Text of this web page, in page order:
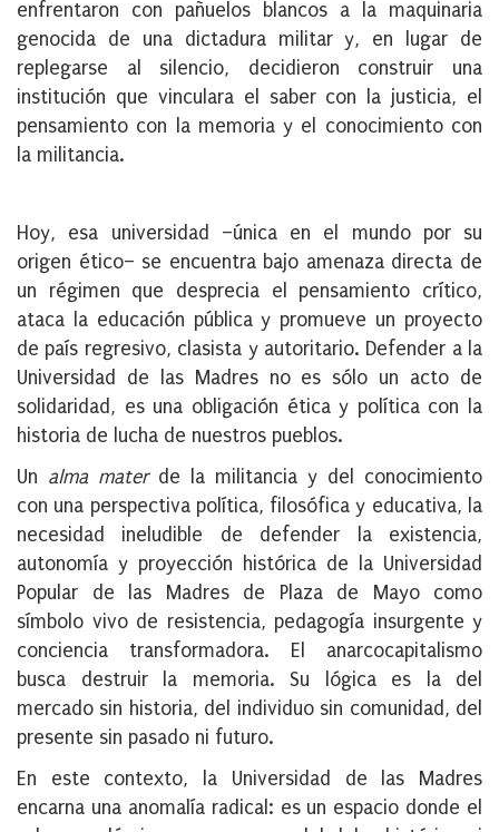
enfrentaron con pañuelos blancos a la maquinaria
genocida de una dictadura militar y, en lugar de
replegarse al silencio, decidieron construir una
institución que vinculara el saber con la justicia, el
pensamiento con la memoria y el conocimiento con
la militancia.
Hoy, esa universidad –única en el mundo por su
origen ético– se encuentra bajo amenaza directa de
un régimen que desprecia el pensamiento crítico,
ataca la educación pública y promueve un proyecto
de país regresivo, clasista y autoritario. Defender a la
Universidad de las Madres no es sólo un acto de
solidaridad, es una obligación ética y política con la
historia de lucha de nuestros pueblos.
Un alma materde la militancia y del conocimiento
con una perspectiva política, filosófica y educativa, la
necesidad ineludible de defender la existencia,
autonomía y proyección histórica de la Universidad
Popular de las Madres de Plaza de Mayo como
símbolo vivo de resistencia, pedagogía insurgente y
conciencia transformadora. El anarcocapitalismo
busca destruir la memoria. Su lógica es la del
mercado sin historia, del individuo sin comunidad, del
presente sin pasado ni futuro.
En este contexto, la Universidad de las Madres
encarna una anomalía radical: es un espacio donde el